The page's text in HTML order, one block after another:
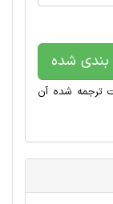
شده
ترجمه شده آن